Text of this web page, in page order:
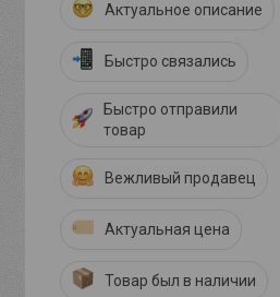
Актуальное описание
Быстро связались
Быстро отправили
товар
Вежливый продавец
Актуальная цена
Товар был в наличии